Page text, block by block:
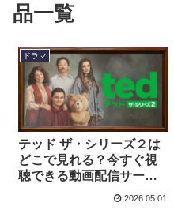
品一覧
ドラマ
テッド ザ・シリーズ２は
どこで見れる？今すぐ視
聴できる動画配信サービ
2026.05.01